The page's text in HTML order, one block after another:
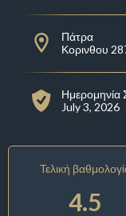
Πάτρα
Κορινθου
July 3, 2026
Τελική
4.5